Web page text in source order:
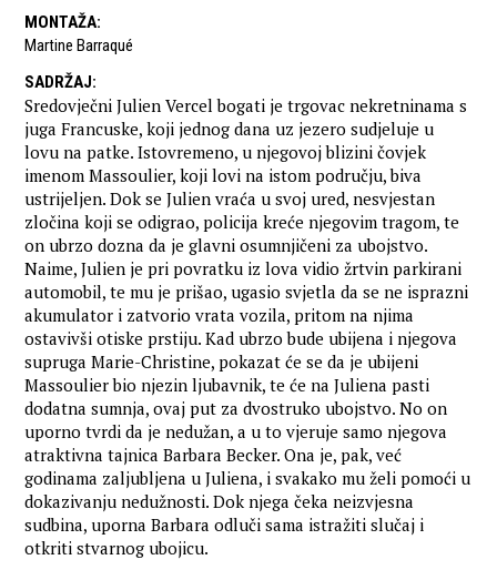
MONTAŽA:
Martine Barraqué
SADRŽAJ:
Sredovječni Julien Vercel bogati je trgovac nekretninama s
juga Francuske, koji jednog dana uz jezero sudjeluje u
lovu na patke. Istovremeno, u njegovoj blizini čovjek
imenom Massoulier, koji lovi na istom području, biva
ustrijeljen. Dok se Julien vraća u svoj ured, nesvjestan
zločina koji se odigrao, policija kreće njegovim tragom, te
on ubrzo dozna da je glavni osumnjičeni za ubojstvo.
Naime, Julien je pri povratku iz lova vidio žrtvin parkirani
automobil, te mu je prišao, ugasio svjetla da se ne isprazni
akumulator i zatvorio vrata vozila, pritom na njima
ostavivši otiske prstiju. Kad ubrzo bude ubijena i njegova
supruga Marie-Christine, pokazat će se da je ubijeni
Massoulier bio njezin ljubavnik, te će na Juliena pasti
dodatna sumnja, ovaj put za dvostruko ubojstvo. No on
uporno tvrdi da je nedužan, a u to vjeruje samo njegova
atraktivna tajnica Barbara Becker. Ona je, pak, već
godinama zaljubljena u Juliena, i svakako mu želi pomoći u
dokazivanju nedužnosti. Dok njega čeka neizvjesna
sudbina, uporna Barbara odluči sama istražiti slučaj i
otkriti stvarnog ubojicu.